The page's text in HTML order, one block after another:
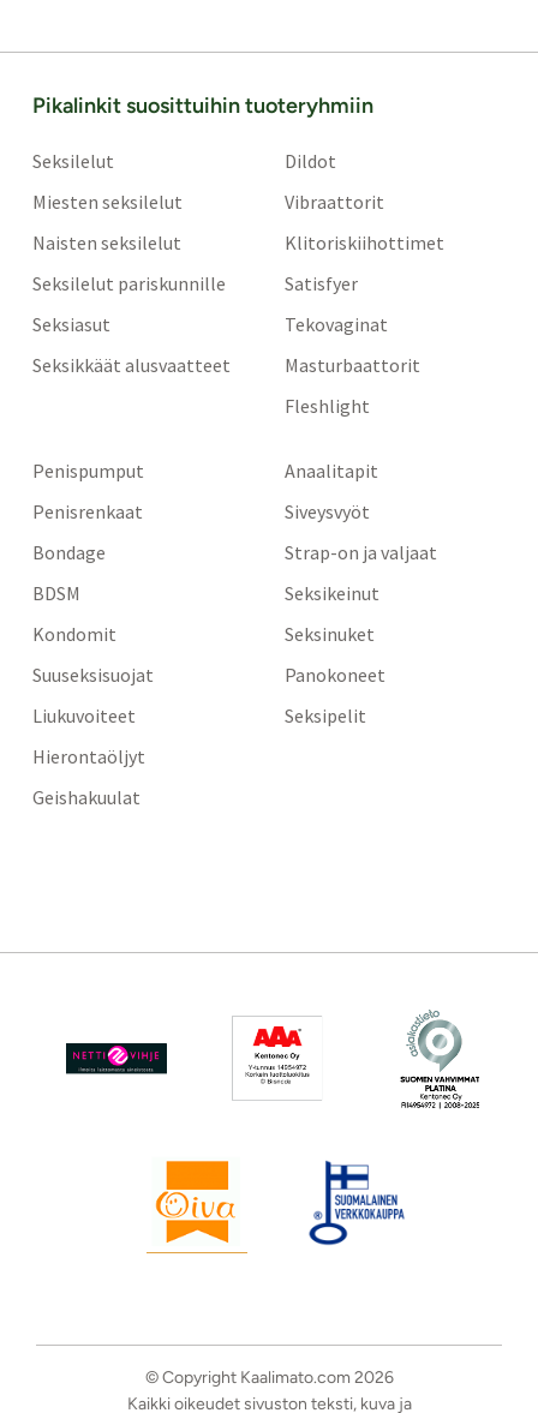
Pikalinkit suosittuihin tuoteryhmiin
Seksilelut
Miesten seksilelut
Naisten seksilelut
Seksilelut pariskunnille
Seksiasut
Seksikkäät alusvaatteet
Dildot
Vibraattorit
Klitoriskiihottimet
Satisfyer
Tekovaginat
Masturbaattorit
Fleshlight
Penispumput
Penisrenkaat
Bondage
BDSM
Kondomit
Suuseksisuojat
Liukuvoiteet
Hierontaöljyt
Geishakuulat
Anaalitapit
Siveysvyöt
Strap-on ja valjaat
Seksikeinut
Seksinuket
Panokoneet
Seksipelit
© Copyright Kaalimato.com 2026
Kaikki oikeudet sivuston teksti, kuva ja